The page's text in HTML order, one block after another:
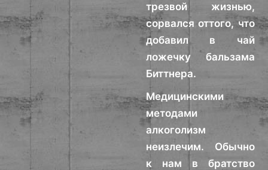
трезвой жизнью,
сорвался оттого, что
добавил в чай
ложечку бальзама
Биттнера.
Медицинскими
методами
алкоголизм
неизлечим. Обычно
к нам в братство